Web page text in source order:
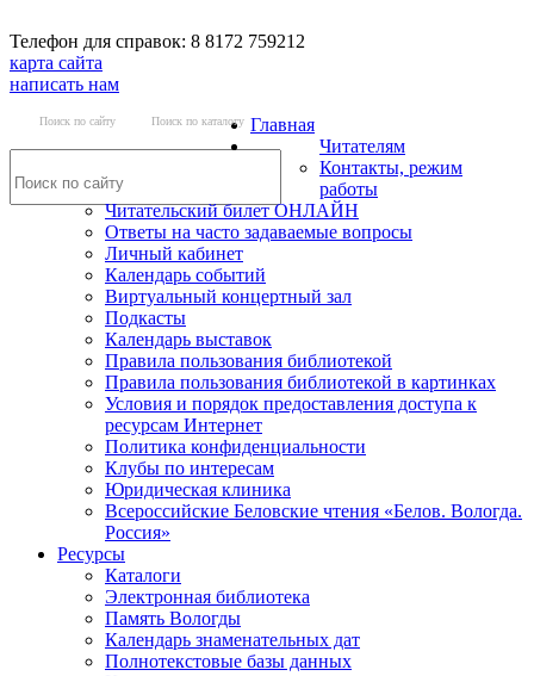
Телефон для справок: 8 8172 759212
карта сайта
написать нам
Поиск по сайту Поиск по каталогу Главная
Читателям
Контакты, режим
работы
Читательский билет ОНЛАЙН
Ответы на часто задаваемые вопросы
Личный кабинет
Календарь событий
Виртуальный концертный зал
Подкасты
Календарь выставок
Правила пользования библиотекой
Правила пользования библиотекой в картинках
Условия и порядок предоставления доступа к
ресурсам Интернет
Политика конфиденциальности
Клубы по интересам
Юридическая клиника
Всероссийские Беловские чтения «Белов. Вологда.
Россия»
Ресурсы
Каталоги
Электронная библиотека
Память Вологды
Календарь знаменательных дат
Полнотекстовые базы данных